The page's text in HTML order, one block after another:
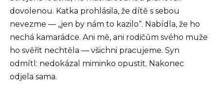
dovolenou. Katka prohlásila, že dítě s sebou
nevezme — „jen by nám to kazilo“. Nabídla, že ho
nechá kamarádce. Ani mě, ani rodičům svého muže
ho svěřit nechtěla — všichni pracujeme. Syn
odmítl: nedokázal miminko opustit. Nakonec
odjela sama.